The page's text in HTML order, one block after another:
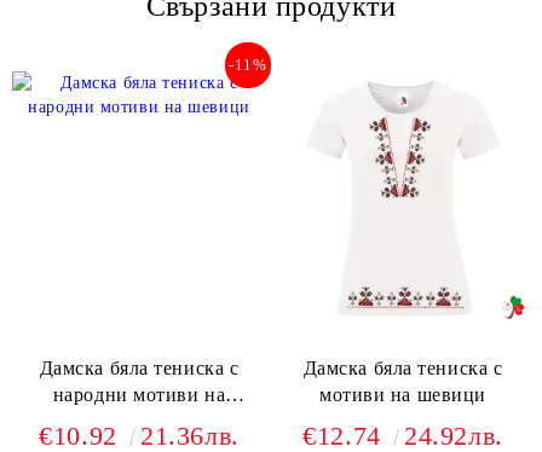
Дамска бяла тениска с
народни мотиви на
-11%
€10.92 21.36лв.
Дамска бяла тениска с
мотиви на шевици
€12.74 24.92лв.